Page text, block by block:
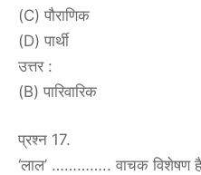
(C) पौराणिक
(D) पार्थी
उत्तर :
(B) पारिवारिक
प्रश्न 17.
‘लाल’ ………….. वाचक विशेषण